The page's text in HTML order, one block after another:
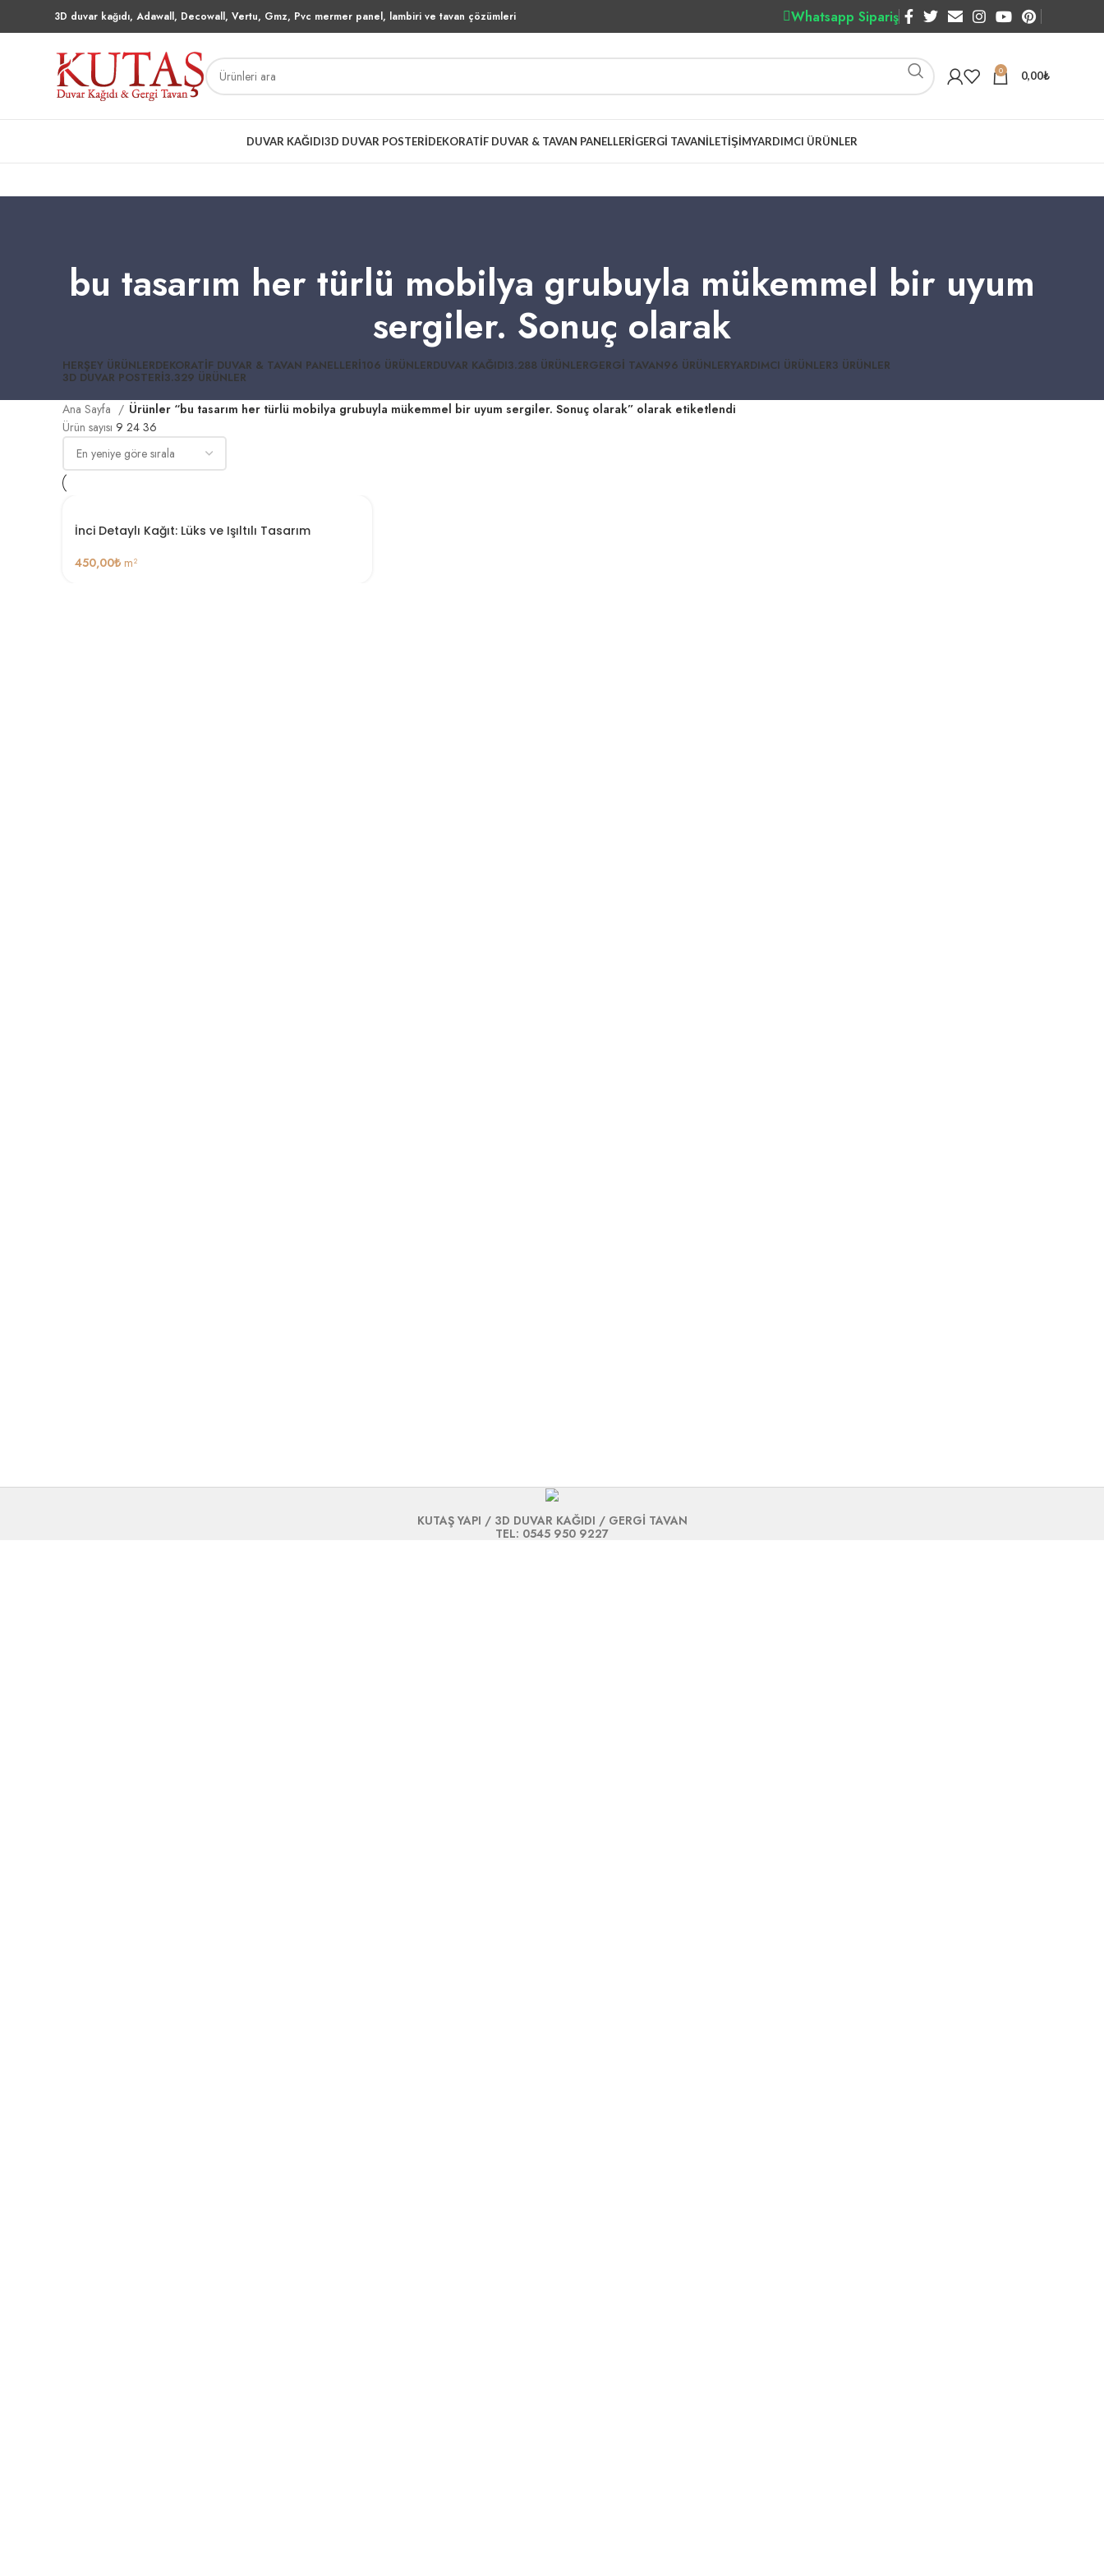
3D duvar kağıdı, Adawall, Decowall, Vertu, Gmz, Pvc mermer panel, lambiri ve tavan çözümleri Whatsapp Sipariş
0 0,00₺
DUVAR KAĞIDI3D DUVAR POSTERIDEKORATIF DUVAR & TAVAN PANELLERIGERGI TAVANİLETIŞIMYARDIMCI ÜRÜNLER
bu tasarım her türlü mobilya grubuyla mükemmel bir uyum
sergiler. Sonuç olarak
HERŞEY ÜRÜNLERDEKORATIF DUVAR & TAVAN PANELLERI106 ÜRÜNLERDUVAR KAĞIDI3.288 ÜRÜNLERGERGI TAVAN96 ÜRÜNLERYARDIMCI ÜRÜNLER3 ÜRÜNLER
3D DUVAR POSTERI3.329 ÜRÜNLER
Ana Sayfa
Ürünler “bu tasarım her türlü mobilya grubuyla mükemmel bir uyum sergiler. Sonuç olarak” olarak etiketlendi
Ürün sayısı 9 24 36
İnci Detaylı Kağıt: Lüks ve Işıltılı Tasarım
450,00₺ m²
KUTAŞ YAPI / 3D DUVAR KAĞIDI / GERGİ TAVAN
TEL: 0545 950 9227